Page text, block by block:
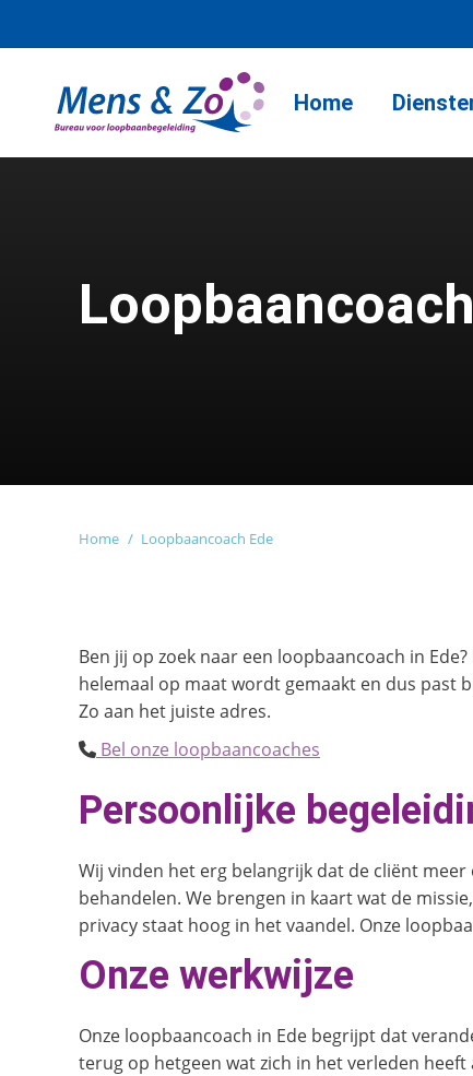
Home
Home Loopbaancoach Ede
Ben jij op zoek naar een loopbaancoach in
helemaal op maat wordt gemaakt en dus past
Zo aan het juiste adres.
Bel onze loopbaancoaches
Persoonlijke
Wij vinden het erg belangrijk dat de cliënt
behandelen. We brengen in kaart wat de
privacy staat hoog in het vaandel. Onze
Onze werkwijze
Onze loopbaancoach in Ede begrijpt dat
terug op hetgeen wat zich in het verleden